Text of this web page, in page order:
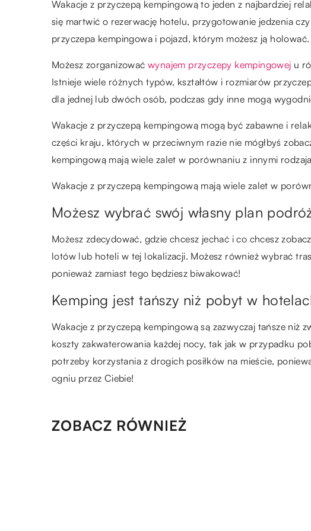
Wakacje z przyczepą kempingową to jeden z najbardziej
się martwić o rezerwację hotelu, przygotowanie jedzenia
przyczepa kempingowa i pojazd, którym możesz ją holować.
Możesz zorganizować wynajem przyczepy kempingowej u
Istnieje wiele różnych typów, kształtów i rozmiarów
dla jednej lub dwóch osób, podczas gdy inne mogą
Wakacje z przyczepą kempingową mogą być zabawne i
części kraju, których w przeciwnym razie nie mógłbyś
kempingową mają wiele zalet w porównaniu z innymi
Wakacje z przyczepą kempingową mają wiele zalet w
Możesz wybrać swój własny plan
Możesz zdecydować, gdzie chcesz jechać i co chcesz
lotów lub hoteli w tej lokalizacji. Możesz również wybrać
ponieważ zamiast tego będziesz biwakować!
Kemping jest tańszy niż pobyt w
Wakacje z przyczepą kempingową są zazwyczaj tańsze niż
koszty zakwaterowania każdej nocy, tak jak w przypadku
potrzeby korzystania z drogich posiłków na mieście,
ogniu przez Ciebie!
ZOBACZ RÓWNIEŻ